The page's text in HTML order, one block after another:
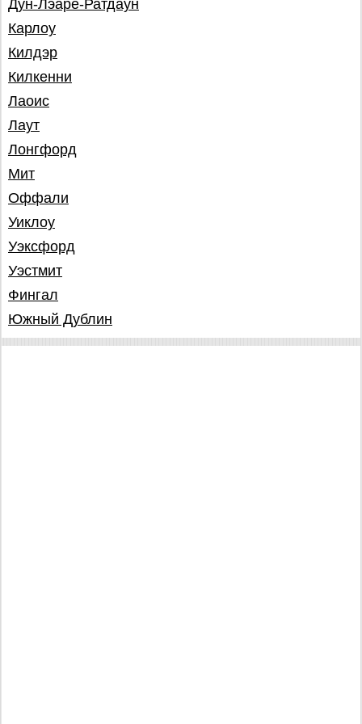
Дун-Лэаре-Ратдаун
Карлоу
Килдэр
Килкенни
Лаоис
Лаут
Лонгфорд
Мит
Оффали
Уиклоу
Уэксфорд
Уэстмит
Фингал
Южный Дублин